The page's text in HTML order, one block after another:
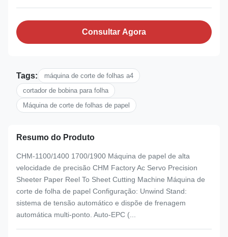
Consultar Agora
Tags:
máquina de corte de folhas a4
cortador de bobina para folha
Máquina de corte de folhas de papel
Resumo do Produto
CHM-1100/1400 1700/1900 Máquina de papel de alta
velocidade de precisão CHM Factory Ac Servo Precision
Sheeter Paper Reel To Sheet Cutting Machine Máquina de
corte de folha de papel Configuração: Unwind Stand:
sistema de tensão automático e dispõe de frenagem
automática multi-ponto. Auto-EPC (...